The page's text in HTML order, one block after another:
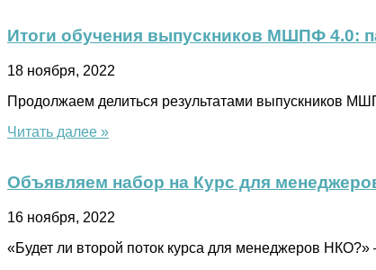
Итоги обучения выпускников МШПФ 4.0:
18 ноября, 2022
Продолжаем делиться результатами выпускников
Читать далее »
Объявляем набор на Курс для
16 ноября, 2022
«Будет ли второй поток курса для менеджеров